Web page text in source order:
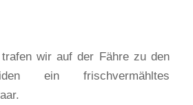
wir auf der Fähre zu den
ein frischvermähltes